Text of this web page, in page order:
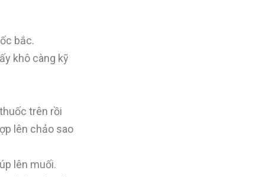
bắc.
khô càng kỹ
trên rồi
lên chảo sao
lên muối.